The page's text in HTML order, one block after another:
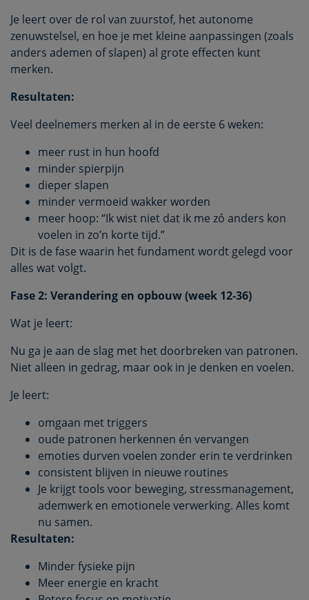
Je leert over de rol van zuurstof, het autonome
zenuwstelsel, en hoe je met kleine aanpassingen (zoals
anders ademen of slapen) al grote effecten kunt
merken.
Resultaten:
Veel deelnemers merken al in de eerste 6 weken:
meer rust in hun hoofd
minder spierpijn
dieper slapen
minder vermoeid wakker worden
meer hoop: “Ik wist niet dat ik me zó anders kon
voelen in zo’n korte tijd.”
Dit is de fase waarin het fundament wordt gelegd voor
alles wat volgt.
Fase 2: Verandering en opbouw (week 12-36)
Wat je leert:
Nu ga je aan de slag met het doorbreken van patronen.
Niet alleen in gedrag, maar ook in je denken en voelen.
Je leert:
omgaan met triggers
oude patronen herkennen én vervangen
emoties durven voelen zonder erin te verdrinken
consistent blijven in nieuwe routines
Je krijgt tools voor beweging, stressmanagement,
ademwerk en emotionele verwerking. Alles komt
nu samen.
Resultaten:
Minder fysieke pijn
Meer energie en kracht